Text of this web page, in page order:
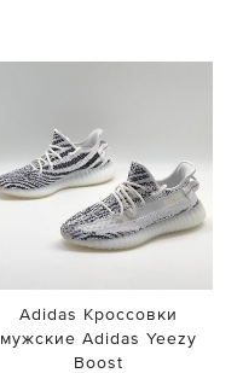
Adidas Кроссовки
мужские Adidas Yeezy
Boost